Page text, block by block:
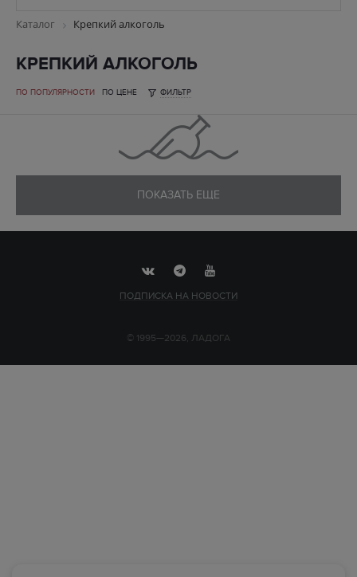
Каталог Крепкий алкоголь
КРЕПКИЙ АЛКОГОЛЬ
ПО ПОПУЛЯРНОСТИ ПО ЦЕНЕ ФИЛЬТР
ПОКАЗАТЬ ЕЩЕ
ПОДПИСКА НА НОВОСТИ
© 1995—2026, ЛАДОГА